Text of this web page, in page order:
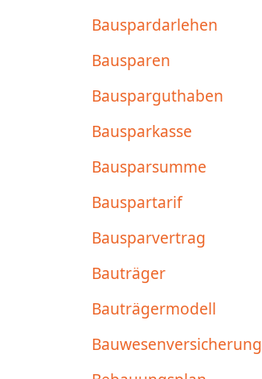
Bauspardarlehen
Bausparen
Bausparguthaben
Bausparkasse
Bausparsumme
Bauspartarif
Bausparvertrag
Bauträger
Bauträgermodell
Bauwesenversicherung